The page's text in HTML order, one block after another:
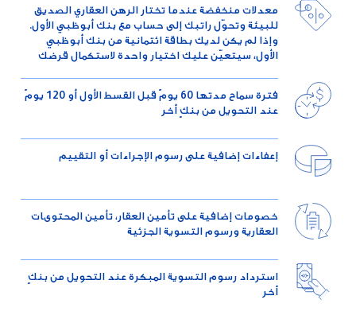
معدلات منخفضة عندما تختار الرهن العقاري الصديق
للبيئة وتحوّل راتبك إلى حساب مع بنك أبوظبي الأول.
وإذا لم يكن لديك بطاقة ائتمانية من بنك أبوظبي
الأول، سيتعيّن عليك اختيار واحدة لاستكمال قرضك
فترة سماح مدتها 60 يومً قبل القسط الأول أو 120 يومً
عند التحويل من بنكٍ أخر
إعفاءات إضافية على رسوم الإجراءات أو التقييم
خصومات إضافية على تأمين العقار، تأمين المحتوىات
العقارية ورسوم التسوية الجزئية
استرداد رسوم التسوية المبكرة عند التحويل من بنكٍ
أخر